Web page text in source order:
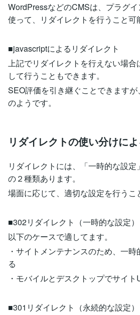
WordPressなどのCMSは、プラグ
使って、リダイレクトを行うこと可
■javascriptによるリダイレクト
上記でリダイレクトを行えない場合
して行うこともできます。
SEO評価を引き継ぐことできます
のようです。
リダイレクトの使い分けに
リダイレクトには、「一時的な設定
の２種類あります。
場面に応じて、適切な設定を行うこ
■302リダイレクト（一時的な設定）
以下のケースで適してます。
・サイトメンテナンスのため、一
る
・モバイルとデスクトップでサイ
■301リダイレクト（永続的な設定）